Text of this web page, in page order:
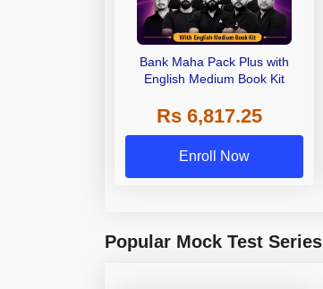
Bank Maha Pack Plus with
English Medium Book Kit
Rs 6,817.25
Enroll Now
Popular Mock Test Series